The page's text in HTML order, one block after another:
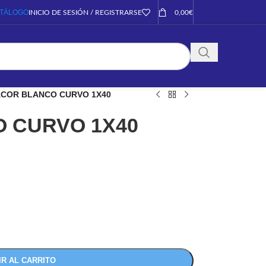
INICIO DE SESIÓN / REGISTRARSE 0,00€
BLANCO CURVO 1X40
CURVO 1X40
AL CARRITO